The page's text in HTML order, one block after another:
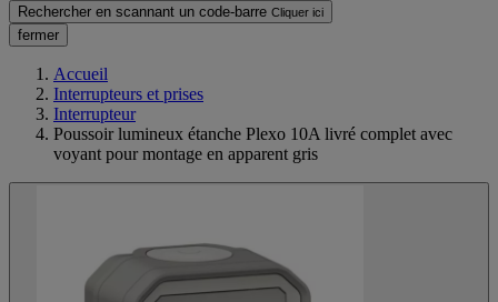
Rechercher en scannant un code-barre Cliquer ici
fermer
Accueil
Interrupteurs et prises
Interrupteur
Poussoir lumineux étanche Plexo 10A livré complet avec
voyant pour montage en apparent gris